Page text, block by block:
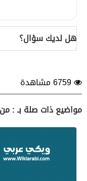
هل لديك سؤال؟
مواضيع ذات صلة بـ :